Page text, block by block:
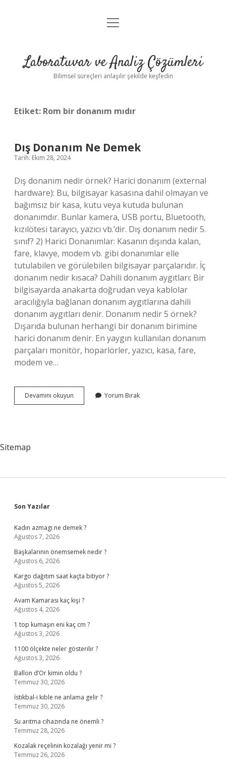
Anasayfa
Yasal Uyarı
menüyü
Laboratuvar ve Analiz Çözümleri
Bilimsel süreçleri anlaşılır şekilde keşfedin
Etiket: Rom bir donanım mıdır
Dış Donanım Ne Demek
Tarih: Ekim 28, 2024
Dış donanım nedir örnek? Harici donanım (external
hardware): Bu, bilgisayar kasasına dahil olmayan ve
bağımsız bir kasa, kutu veya kutuda bulunan
donanımdır. Bunlar kamera, USB portu, Bluetooth,
kızılötesi tarayıcı, yazıcı vb.’dir. Dış donanım nedir 5.
sınıf? 2) Harici Donanımlar: Kasanın dışında kalan,
fare, klavye, modem vb. gibi donanımlar elle
tutulabilen ve görülebilen bilgisayar parçalarıdır. İç
donanım nedir kısaca? Dahili donanım aygıtları: Bir
bilgisayarda anakarta doğrudan veya kablolar
aracılığıyla bağlanan donanım aygıtlarına dahili
donanım aygıtları denir. Donanım nedir 5 örnek?
Dışarıda bulunan herhangi bir donanım birimine
harici donanım denir. En yaygın kullanılan donanım
parçaları monitör, hoparlörler, yazıcı, kasa, fare,
modem ve…
Devamını okuyun
Donanım
Yorum Bırak
Sitemap
Sidebar
Son Yazılar
Kadın azmagı ne demek ?
Ağustos 7, 2026
Başkalarının önemsemek nedir ?
Ağustos 6, 2026
Kargo dağıtım saat kaçta bitiyor ?
Ağustos 5, 2026
Avam Kamarası kaç kişi ?
Ağustos 4, 2026
1 top kumaşın eni kaç cm ?
Ağustos 3, 2026
1100 ölçekte neler gösterilir ?
Ağustos 3, 2026
Ballon d’Or kimin oldu ?
Temmuz 30, 2026
İstikbal-i kıble ne anlama gelir ?
Temmuz 30, 2026
Su arıtma cihazında ne önemli ?
Temmuz 28, 2026
Kozalak reçelinin kozalağı yenir mi ?
Temmuz 26, 2026